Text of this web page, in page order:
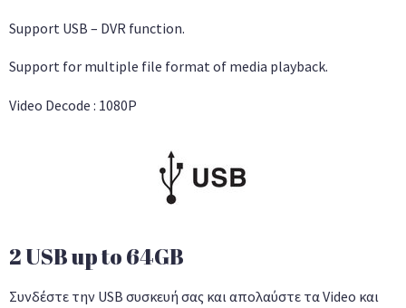
Support USB – DVR function.
Support for multiple file format of media playback.
Video Decode : 1080P
2 USB up to 64GB
Συνδέστε την USB συσκευή σας και απολαύστε τα Video και